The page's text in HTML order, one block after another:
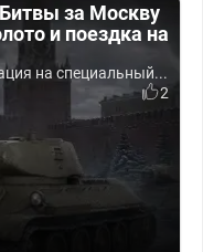
за Москву
и поездка на
на специальный...
2